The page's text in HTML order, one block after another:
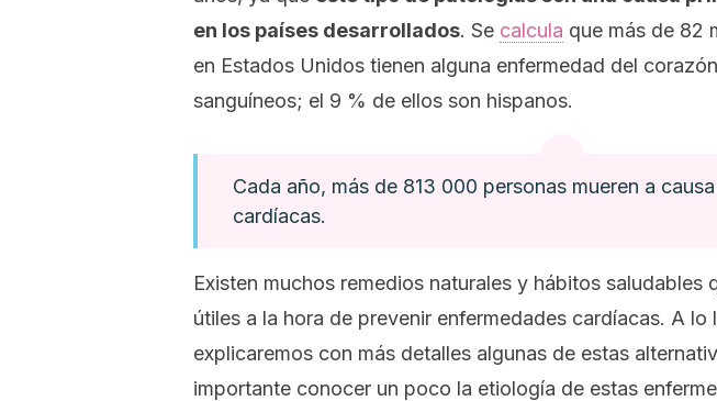
en los países desarrollados. Se calcula que más de 82
en Estados Unidos tienen alguna enfermedad del
sanguíneos; el 9 % de ellos son hispanos.
Cada año, más de 813 000 personas mueren a
cardíacas.
Existen muchos remedios naturales y hábitos saludables
útiles a la hora de prevenir enfermedades cardíacas. A lo
explicaremos con más detalles algunas de estas
importante conocer un poco la etiología de estas